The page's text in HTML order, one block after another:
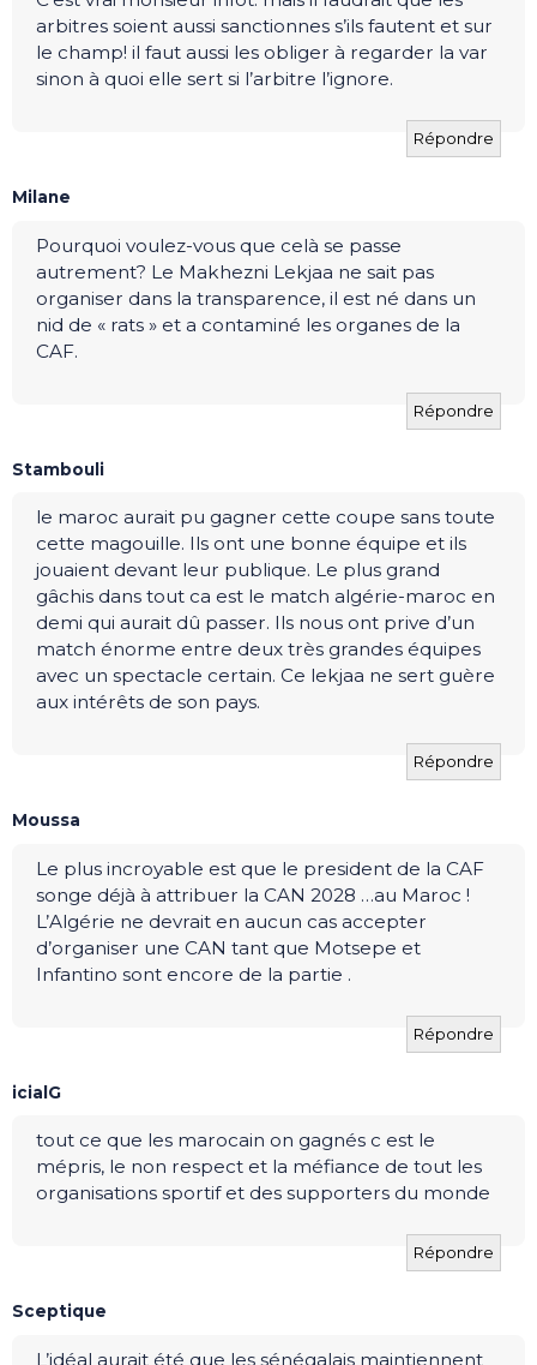
arbitres soient aussi sanctionnes s’ils fautent et sur
le champ! il faut aussi les obliger à regarder la var
sinon à quoi elle sert si l’arbitre l’ignore.
Répondre
Milane
Pourquoi voulez-vous que celà se passe
autrement? Le Makhezni Lekjaa ne sait pas
organiser dans la transparence, il est né dans un
nid de « rats » et a contaminé les organes de la
CAF.
Répondre
Stambouli
le maroc aurait pu gagner cette coupe sans toute
cette magouille. Ils ont une bonne équipe et ils
jouaient devant leur publique. Le plus grand
gâchis dans tout ca est le match algérie-maroc en
demi qui aurait dû passer. Ils nous ont prive d’un
match énorme entre deux très grandes équipes
avec un spectacle certain. Ce lekjaa ne sert guère
aux intérêts de son pays.
Répondre
Moussa
Le plus incroyable est que le president de la CAF
songe déjà à attribuer la CAN 2028 …au Maroc !
L’Algérie ne devrait en aucun cas accepter
d’organiser une CAN tant que Motsepe et
Infantino sont encore de la partie .
Répondre
icialG
tout ce que les marocain on gagnés c est le
mépris, le non respect et la méfiance de tout les
organisations sportif et des supporters du monde
Répondre
Sceptique
L’idéal aurait été que les sénégalais maintiennent